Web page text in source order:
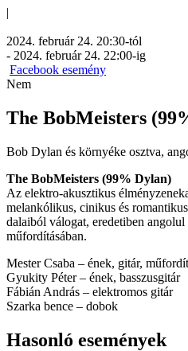
|
2024. február 24. 20:30-tól
- 2024. február 24. 22:00-ig
Facebook esemény
Nem
The BobMeisters
Bob Dylan és környéke osztva,
The BobMeisters (99% Dylan)
Az elektro-akusztikus
melankólikus, cinikus és
dalaiból válogat, eredetiben angolul
műfordításában.
Mester Csaba – ének, gitár,
Gyukity Péter – ének, basszusgitár
Fábián András – elektromos gitár
Szarka bence – dobok
Hasonló események